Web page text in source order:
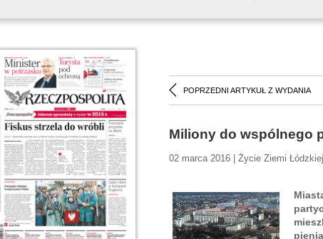
POPRZEDNI ARTYKUŁ Z WYDANIA
Miliony do wspólnego
02 marca 2016 | Życie Ziemi